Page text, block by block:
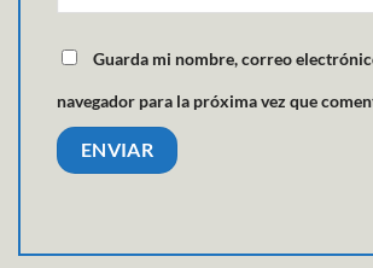
Guarda mi nombre, correo
navegador para la próxima vez que